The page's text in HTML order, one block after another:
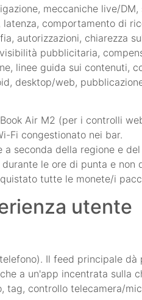
meccaniche live/
comportamento di
autorizzazioni, chiarezza
pubblicitaria,
linee guida sui contenuti,
desktop/web,
Air M2 (per i controlli
Fi congestionato nei bar.
seconda della regione e
le ore di punta e non
tutte le monete/i
utente
Il feed principale
a un'app incentrata sulla
tag, controllo telecamera/